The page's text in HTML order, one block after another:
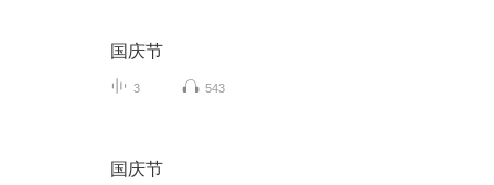
国庆节
3 543
国庆节